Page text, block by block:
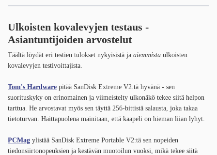
Ulkoisten kovalevyjen testaus -
Asiantuntijoiden arvostelut
Täältä löydät eri testien tulokset nykyisistä ja aiemmista ulkoisten
kovalevyjen testivoittajista.
Tom's Hardware pitää SanDisk Extreme V2:tä hyvänä - sen
suorituskyky on erinomainen ja viimeistelty ulkonäkö tekee siitä helpon
tarttua. He arvostavat myös sen täyttä 256-bittistä salausta, joka takaa
tietoturvan. Haittapuolena mainitaan, että kaapeli on hieman liian lyhyt.
PCMag ylistää SanDisk Extreme Portable V2:tä sen nopeiden
tiedonsiirtonopeuksien ja kestävän muotoilun vuoksi, mikä tekee siitä